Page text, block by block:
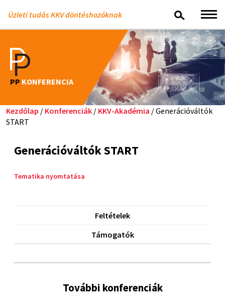
Üzleti tudás KKV döntéshozóknak
PP KONFERENCIA
Kezdőlap / Konferenciák / KKV-Akadémia / Generációváltók
START
Generációváltók START
Tematika nyomtatása
Feltételek
Támogatók
További konferenciák